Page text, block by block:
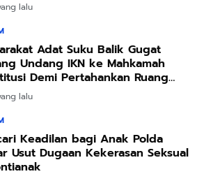
lalu
Adat Suku Balik Gugat
Undang IKN ke Mahkamah
Demi Pertahankan Ruang
Leluhur
lalu
Keadilan bagi Anak Polda
Usut Dugaan Kekerasan Seksual